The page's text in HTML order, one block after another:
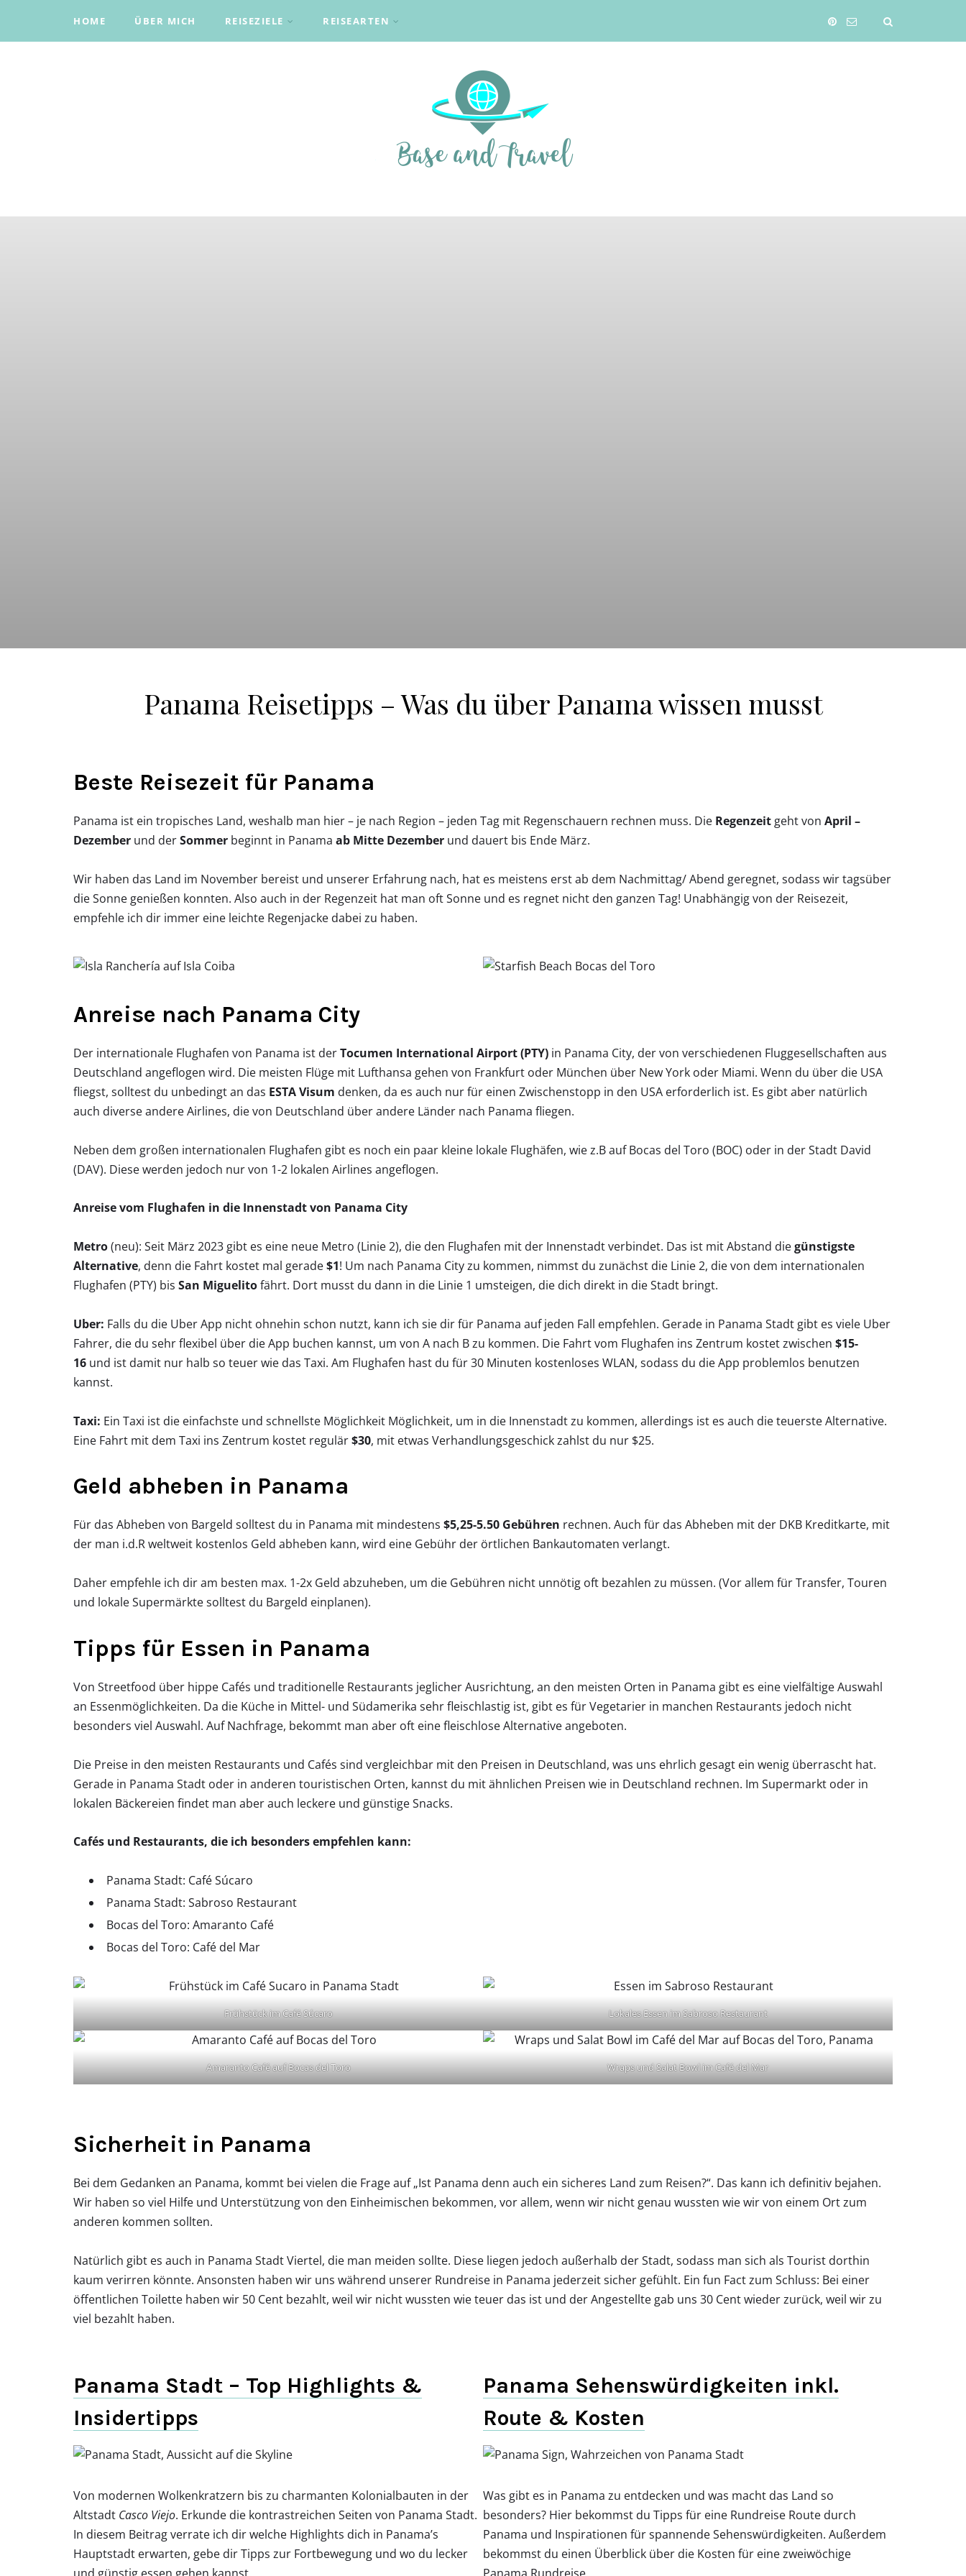
HOME ÜBER MICH REISEZIELE REISEARTEN
Panama Reisetipps – Was du über Panama wissen musst
Beste Reisezeit für Panama
Panama ist ein tropisches Land, weshalb man hier – je nach Region – jeden Tag mit Regenschauern rechnen muss. Die Regenzeit geht von April –
Dezember und derSommer beginnt in Panama ab Mitte Dezember und dauert bis Ende März.
Wir haben das Land im November bereist und unserer Erfahrung nach, hat es meistens erst ab dem Nachmittag/ Abend geregnet, sodass wir tagsüber
die Sonne genießen konnten. Also auch in der Regenzeit hat man oft Sonne und es regnet nicht den ganzen Tag! Unabhängig von der Reisezeit,
empfehle ich dir immer eine leichte Regenjacke dabei zu haben.
Anreise nach Panama City
Der internationale Flughafen von Panama ist derTocumen International Airport (PTY) in Panama City, der von verschiedenen Fluggesellschaften aus
Deutschland angeflogen wird. Die meisten Flüge mit Lufthansa gehen von Frankfurt oder München über New York oder Miami. Wenn du über die USA
fliegst, solltest du unbedingt an das ESTA Visum denken, da es auch nur für einen Zwischenstopp in den USA erforderlich ist. Es gibt aber natürlich
auch diverse andere Airlines, die von Deutschland über andere Länder nach Panama fliegen.
Neben dem großen internationalen Flughafen gibt es noch ein paar kleine lokale Flughäfen, wie z.B auf Bocas del Toro (BOC) oder in der Stadt David
(DAV). Diese werden jedoch nur von 1-2 lokalen Airlines angeflogen.
Anreise vom Flughafen in die Innenstadt von Panama City
Metro(neu): Seit März 2023 gibt es eine neue Metro (Linie 2), die den Flughafen mit der Innenstadt verbindet. Das ist mit Abstand diegünstigste
Alternative, denn die Fahrt kostet mal gerade$1! Um nach Panama City zu kommen, nimmst du zunächst die Linie 2, die von dem internationalen
Flughafen (PTY) bis San Miguelitofährt. Dort musst du dann in die Linie 1 umsteigen, die dich direkt in die Stadt bringt.
Uber: Falls du die Uber App nicht ohnehin schon nutzt, kann ich sie dir für Panama auf jeden Fall empfehlen. Gerade in Panama Stadt gibt es viele Uber
Fahrer, die du sehr flexibel über die App buchen kannst, um von A nach B zu kommen. Die Fahrt vom Flughafen ins Zentrum kostet zwischen $15-
16 und ist damit nur halb so teuer wie das Taxi. Am Flughafen hast du für 30 Minuten kostenloses WLAN, sodass du die App problemlos benutzen
kannst.
Taxi: Ein Taxi ist die einfachste und schnellste Möglichkeit Möglichkeit, um in die Innenstadt zu kommen, allerdings ist es auch die teuerste Alternative.
Eine Fahrt mit dem Taxi ins Zentrum kostet regulär$30, mit etwas Verhandlungsgeschick zahlst du nur $25.
Geld abheben in Panama
Für das Abheben von Bargeld solltest du in Panama mit mindestens $5,25-5.50 Gebühren rechnen. Auch für das Abheben mit der DKB Kreditkarte, mit
der man i.d.R weltweit kostenlos Geld abheben kann, wird eine Gebühr der örtlichen Bankautomaten verlangt.
Daher empfehle ich dir am besten max. 1-2x Geld abzuheben, um die Gebühren nicht unnötig oft bezahlen zu müssen. (Vor allem für Transfer, Touren
und lokale Supermärkte solltest du Bargeld einplanen).
Tipps für Essen in Panama
Von Streetfood über hippe Cafés und traditionelle Restaurants jeglicher Ausrichtung, an den meisten Orten in Panama gibt es eine vielfältige Auswahl
an Essenmöglichkeiten. Da die Küche in Mittel- und Südamerika sehr fleischlastig ist, gibt es für Vegetarier in manchen Restaurants jedoch nicht
besonders viel Auswahl. Auf Nachfrage, bekommt man aber oft eine fleischlose Alternative angeboten.
Die Preise in den meisten Restaurants und Cafés sind vergleichbar mit den Preisen in Deutschland, was uns ehrlich gesagt ein wenig überrascht hat.
Gerade in Panama Stadt oder in anderen touristischen Orten, kannst du mit ähnlichen Preisen wie in Deutschland rechnen. Im Supermarkt oder in
lokalen Bäckereien findet man aber auch leckere und günstige Snacks.
Cafés und Restaurants, die ich besonders empfehlen kann:
Panama Stadt: Café Súcaro
Panama Stadt: Sabroso Restaurant
Bocas del Toro: Amaranto Café
Bocas del Toro: Café del Mar
Frühstück im Café Súcaro Lokales Essen im Sabroso Restaurant
Amaranto Café auf Bocas del Toro Wraps und Salat Bowl im Café del Mar
Sicherheit in Panama
Bei dem Gedanken an Panama, kommt bei vielen die Frage auf „Ist Panama denn auch ein sicheres Land zum Reisen?“. Das kann ich definitiv bejahen.
Wir haben so viel Hilfe und Unterstützung von den Einheimischen bekommen, vor allem, wenn wir nicht genau wussten wie wir von einem Ort zum
anderen kommen sollten.
Natürlich gibt es auch in Panama Stadt Viertel, die man meiden sollte. Diese liegen jedoch außerhalb der Stadt, sodass man sich als Tourist dorthin
kaum verirren könnte. Ansonsten haben wir uns während unserer Rundreise in Panama jederzeit sicher gefühlt. Ein fun Fact zum Schluss: Bei einer
öffentlichen Toilette haben wir 50 Cent bezahlt, weil wir nicht wussten wie teuer das ist und der Angestellte gab uns 30 Cent wieder zurück, weil wir zu
viel bezahlt haben.
Panama Stadt – Top Highlights &
Insidertipps
Von modernen Wolkenkratzern bis zu charmanten Kolonialbauten in der
Altstadt Casco Viejo. Erkunde die kontrastreichen Seiten von Panama Stadt.
In diesem Beitrag verrate ich dir welche Highlights dich in Panama’s
Hauptstadt erwarten, gebe dir Tipps zur Fortbewegung und wo du lecker
Panama Sehenswürdigkeiten inkl.
Route & Kosten
Was gibt es in Panama zu entdecken und was macht das Land so
besonders? Hier bekommst du Tipps für eine Rundreise Route durch
Panama und Inspirationen für spannende Sehenswürdigkeiten. Außerdem
bekommst du einen Überblick über die Kosten für eine zweiwöchige